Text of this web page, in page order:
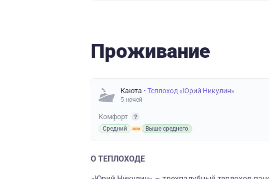
Проживание
Каюта • Теплоход «Юрий Никулин»
5 ночей
Комфорт
Средний Выше среднего
О ТЕПЛОХОДЕ